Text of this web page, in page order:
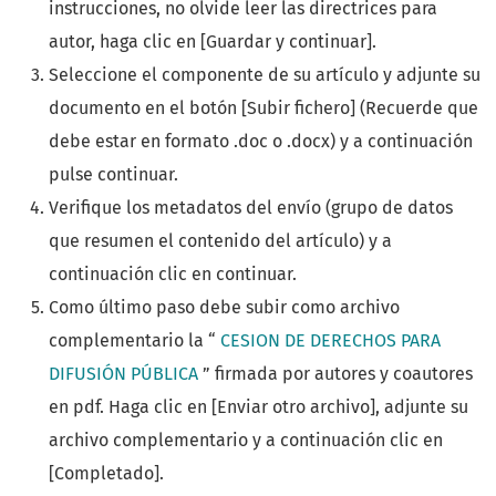
instrucciones, no olvide leer las directrices para
autor, haga clic en [Guardar y continuar].
Seleccione el componente de su artículo y adjunte su
documento en el botón [Subir fichero] (Recuerde que
debe estar en formato .doc o .docx) y a continuación
pulse continuar.
Verifique los metadatos del envío (grupo de datos
que resumen el contenido del artículo) y a
continuación clic en continuar.
Como último paso debe subir como archivo
complementario la “ CESION DE DERECHOS PARA
DIFUSIÓN PÚBLICA ” firmada por autores y coautores
en pdf. Haga clic en [Enviar otro archivo], adjunte su
archivo complementario y a continuación clic en
[Completado].